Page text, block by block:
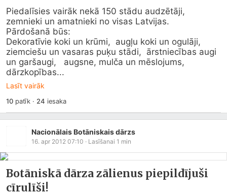
Piedalīsies vairāk nekā 150 stādu audzētāji,
zemnieki un amatnieki no visas Latvijas.
Pārdošanā būs:
Dekoratīvie koki un krūmi,  augļu koki un ogulāji,
ziemciešu un vasaras puķu stādi,  ārstniecības augi
un garšaugi,   augsne, mulča un mēslojums,
dārzkopības...
Lasīt vairāk
10patīk · 24 iesaka
Nacionālais Botāniskais dārzs
16. apr 2012 07:10 · Lasīšanai 1 min
Botāniskā dārza zālienus piepildījuši
cīrulīši!